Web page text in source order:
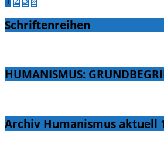
Schriftenreihen
HUMANISMUS:
Archiv Humanismus aktuell